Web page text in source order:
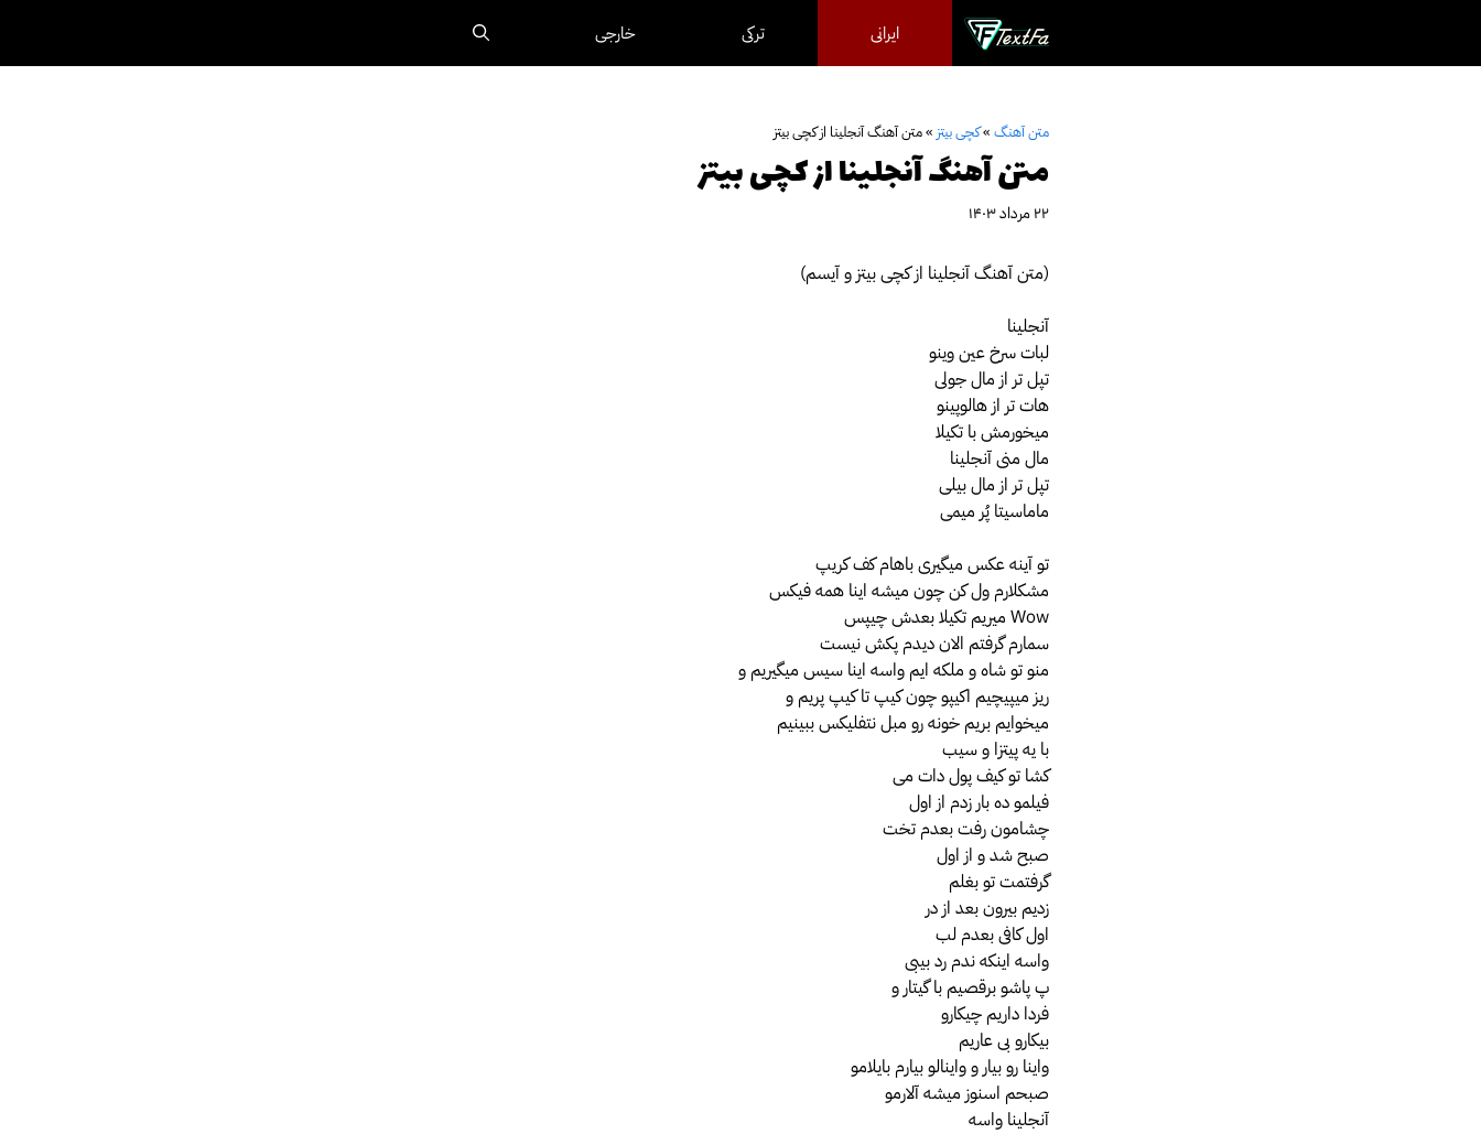
محتوا
ایرانی ترکی خارجی
متن آهنگ »کچی بیتز »متن آهنگ آنجلینا از کچی‌ بیتز
متن آهنگ آنجلینا از کچی‌ بیتز
۲۲ مرداد ۱۴۰۳
(متن آهنگ آنجلینا از کچی‌ بیتز و آیسم)
آنجلینا
لبات سرخ عین وینو
تپل تر از مال جولی
هات تر از هالوپینو
میخورمش با تکیلا
مال منی آنجلینا
تپل تر از مال بیلی
ماماسیتا پُر میمی
تو آینه عکس میگیری باهام کف کریپ
مشکلارم ول کن چون میشه اینا همه فیکس
Wow میریم تکیلا بعدش چیپس
سمارم گرفتم الان دیدم پکش نیست
منو تو شاه و ملکه ایم واسه اینا سیس میگیریم و
ریز میپیچیم اکیپو چون کیپ تا کیپ پریم و
میخوایم بریم خونه رو مبل نتفلیکس ببینیم
با یه پیتزا و سیب
کشا تو کیف پول دات می
فیلمو ده بار زدم از اول
چشامون رفت بعدم تخت
صبح شد و از اول
گرفتمت تو بغلم
زدیم بیرون بعد از در
اول کافی بعدم لب
واسه اینکه ندم رد بیبی
پ پاشو برقصیم با گیتار و
فردا داریم چیکارو
بیکارو بی عاریم
واینا رو بیار و واینالو بیارم بایلامو
صبحم اسنوز میشه آلارمو
آنجلینا واسه